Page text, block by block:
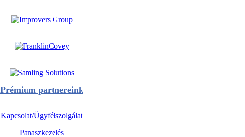
Prémium partnereink
Kapcsolat/Ügyfélszolgálat
Panaszkezelés